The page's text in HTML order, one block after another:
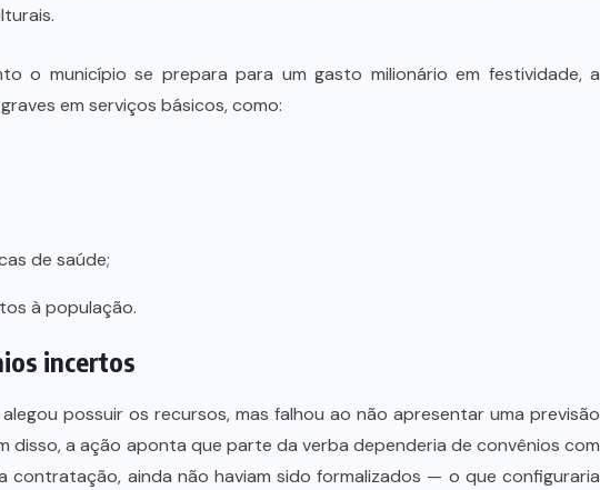
o município se prepara para um gasto milionário em festividade, a
em serviços básicos, como:
de saúde;
à população.
incertos
possuir os recursos, mas falhou ao não apresentar uma previsão
disso, a ação aponta que parte da verba dependeria de convênios com
contratação, ainda não haviam sido formalizados — o que configuraria
a
em